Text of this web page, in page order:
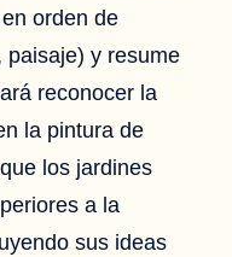
orden de
paisaje) y resume
reconocer la
la pintura de
los jardines
a la
sus ideas